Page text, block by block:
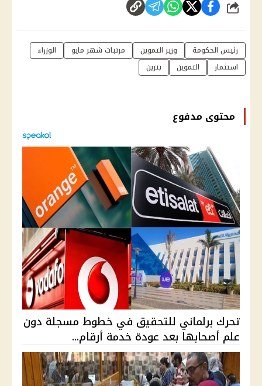
شارك
رئيس الحكومة وزير التموين مرتبات شهر مايو
الوزراء
استثمار
التموين بنزين
محتوى مدفوع
تحرك برلماني للتحقيق في خطوط مسجلة دون
علم أصحابها بعد عودة خدمة أرقام...